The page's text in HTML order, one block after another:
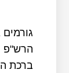
הרש"פ
ברכת